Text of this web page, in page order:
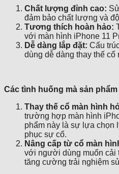
Chất lượng đỉnh cao:
đảm bảo chất lượng và
Tương thích hoàn hảo:
với màn hình iPhone 11
Dễ dàng lắp đặt: Cấu
dùng dễ dàng thay thế cổ
Các tình huống mà sản
Thay thế cổ màn hình
trường hợp màn hình
phẩm này là sự lựa chọn
phục sự cố.
Nâng cấp từ cổ màn
với người dùng muốn cải
tăng cường trải nghiệm